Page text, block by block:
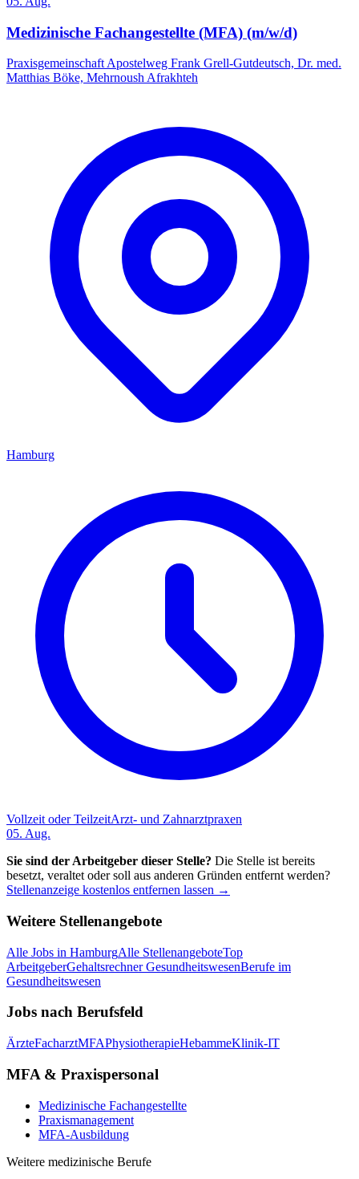
Medizinische Fachangestellte (MFA) (m/w/d)
Praxisgemeinschaft Apostelweg Frank Grell-Gutdeutsch, Dr. med.
Matthias Böke, Mehrnoush Afrakhteh
Hamburg
Vollzeit oder TeilzeitArzt- und Zahnarztpraxen
05. Aug.
Sie sind der Arbeitgeber dieser Stelle? Die Stelle ist bereits
besetzt, veraltet oder soll aus anderen Gründen entfernt werden?
Stellenanzeige kostenlos entfernen lassen →
Weitere Stellenangebote
Alle Jobs in HamburgAlle StellenangeboteTop
ArbeitgeberGehaltsrechner GesundheitswesenBerufe im
Gesundheitswesen
Jobs nach Berufsfeld
ÄrzteFacharztMFAPhysiotherapieHebammeKlinik-IT
MFA & Praxispersonal
Medizinische Fachangestellte
Praxismanagement
MFA-Ausbildung
Weitere medizinische Berufe